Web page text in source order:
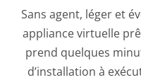
Sans agent, léger et
appliance virtuelle
prend quelques
d’installation à